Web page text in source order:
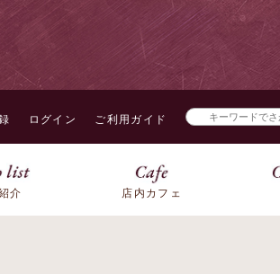
ログイン ご利用ガイド
介 店内カフェ